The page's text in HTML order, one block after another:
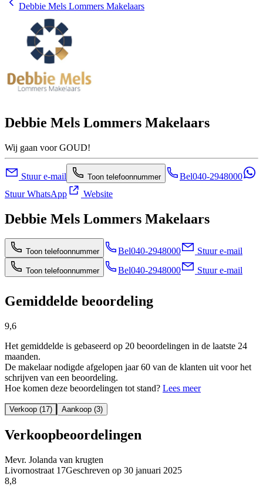
Debbie Mels Lommers Makelaars
Debbie Mels Lommers Makelaars
Wij gaan voor GOUD!
Stuur e-mail Toon telefoonnummer Bel040-2948000
Stuur WhatsApp
Website
Debbie Mels Lommers Makelaars
Toon telefoonnummer Bel040-2948000 Stuur e-mail
Toon telefoonnummer Bel040-2948000 Stuur e-mail
Gemiddelde beoordeling
9,6
Het gemiddelde is gebaseerd op 20 beoordelingen in de laatste 24
maanden.
De makelaar nodigde afgelopen jaar 60 van de klanten uit voor het
schrijven van een beoordeling.
Hoe komen deze beoordelingen tot stand? Lees meer
Verkoop (17) Aankoop (3)
Verkoopbeoordelingen
Mevr. Jolanda van krugten
Livornostraat 17Geschreven op 30 januari 2025
8,8